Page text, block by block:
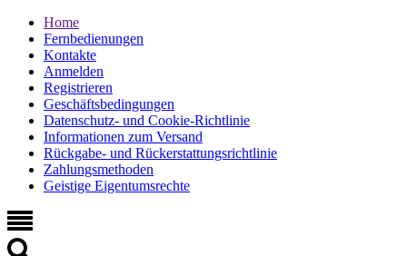
Home
Fernbedienungen
Kontakte
Anmelden
Registrieren
Geschäftsbedingungen
Datenschutz- und Cookie-Richtlinie
Informationen zum Versand
Rückgabe- und Rückerstattungsrichtlinie
Zahlungsmethoden
Geistige Eigentumsrechte